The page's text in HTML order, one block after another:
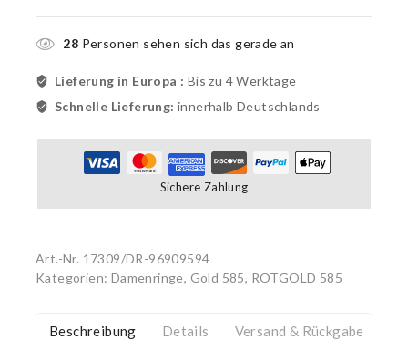
28 Personen sehen sich das gerade an
Lieferung in Europa : Bis zu 4 Werktage
Schnelle Lieferung: innerhalb Deutschlands
Sichere Zahlung
Art.-Nr. 17309/DR-96909594
Kategorien: Damenringe, Gold 585, ROTGOLD 585
Beschreibung Details Versand & Rückgabe